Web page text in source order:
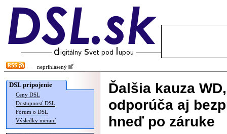
neprihlásený
DSL pripojenie
Ceny DSL
Dostupnosť DSL
Fórum o DSL
Výsledky meraní
Ďalšia kauza
odporúča aj
hneď po záruke